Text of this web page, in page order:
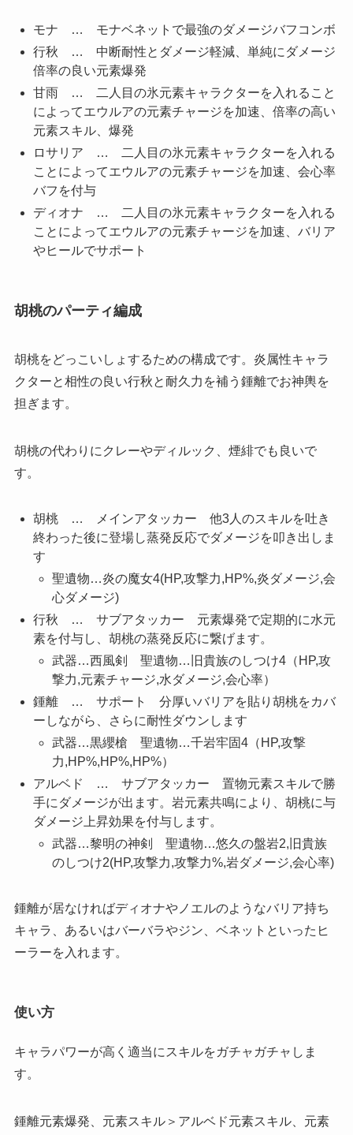
モナ … モナベネットで最強のダメージバフコンボ
行秋 … 中断耐性とダメージ軽減、単純にダメージ
倍率の良い元素爆発
甘雨 … 二人目の氷元素キャラクターを入れること
によってエウルアの元素チャージを加速、倍率の高い
元素スキル、爆発
ロサリア … 二人目の氷元素キャラクターを入れる
ことによってエウルアの元素チャージを加速、会心率
バフを付与
ディオナ … 二人目の氷元素キャラクターを入れる
ことによってエウルアの元素チャージを加速、バリア
やヒールでサポート
胡桃のパーティ編成
胡桃をどっこいしょするための構成です。炎属性キャラ
クターと相性の良い行秋と耐久力を補う鍾離でお神輿を
担ぎます。
胡桃の代わりにクレーやディルック、煙緋でも良いで
す。
胡桃 … メインアタッカー 他3人のスキルを吐き
終わった後に登場し蒸発反応でダメージを叩き出しま
す
聖遺物…炎の魔女4(HP,攻撃力,HP%,炎ダメージ,会
心ダメージ)
行秋 … サブアタッカー 元素爆発で定期的に水元
素を付与し、胡桃の蒸発反応に繋げます。
武器…西風剣 聖遺物…旧貴族のしつけ4（HP,攻
撃力,元素チャージ,水ダメージ,会心率）
鍾離 … サポート 分厚いバリアを貼り胡桃をカバ
ーしながら、さらに耐性ダウンします
武器…黒纓槍 聖遺物…千岩牢固4（HP,攻撃
力,HP%,HP%,HP%）
アルベド … サブアタッカー 置物元素スキルで勝
手にダメージが出ます。岩元素共鳴により、胡桃に与
ダメージ上昇効果を付与します。
武器…黎明の神剣 聖遺物…悠久の盤岩2,旧貴族
のしつけ2(HP,攻撃力,攻撃力%,岩ダメージ,会心率)
鍾離が居なければディオナやノエルのようなバリア持ち
キャラ、あるいはバーバラやジン、ベネットといったヒ
ーラーを入れます。
使い方
キャラパワーが高く適当にスキルをガチャガチャしま
す。
鍾離元素爆発、元素スキル＞アルベド元素スキル、元素